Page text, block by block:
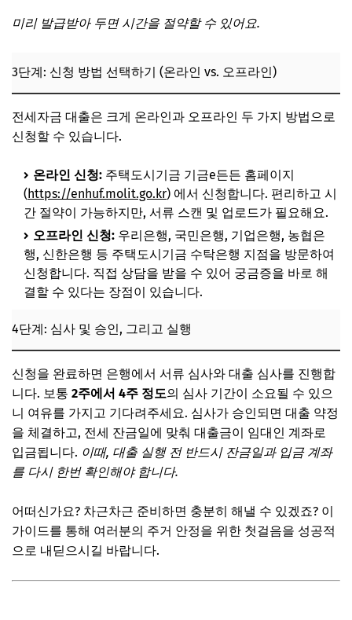
미리 발급받아 두면 시간을 절약할 수 있어요.
3단계: 신청 방법 선택하기 (온라인 vs. 오프라인)
전세자금 대출은 크게 온라인과 오프라인 두 가지 방법으로
신청할 수 있습니다.
온라인 신청: 주택도시기금 기금e든든 홈페이지
( https://enhuf.molit.go.kr) 에서 신청합니다. 편리하고 시
간 절약이 가능하지만, 서류 스캔 및 업로드가 필요해요.
오프라인 신청: 우리은행, 국민은행, 기업은행, 농협은
행, 신한은행 등 주택도시기금 수탁은행 지점을 방문하여
신청합니다. 직접 상담을 받을 수 있어 궁금증을 바로 해
결할 수 있다는 장점이 있습니다.
4단계: 심사 및 승인, 그리고 실행
신청을 완료하면 은행에서 서류 심사와 대출 심사를 진행합
니다. 보통 2주에서 4주 정도의 심사 기간이 소요될 수 있으
니 여유를 가지고 기다려주세요. 심사가 승인되면 대출 약정
을 체결하고, 전세 잔금일에 맞춰 대출금이 임대인 계좌로
입금됩니다. 이때, 대출 실행 전 반드시 잔금일과 입금 계좌
를 다시 한번 확인해야 합니다.
어떠신가요? 차근차근 준비하면 충분히 해낼 수 있겠죠? 이
가이드를 통해 여러분의 주거 안정을 위한 첫걸음을 성공적
으로 내딛으시길 바랍니다.